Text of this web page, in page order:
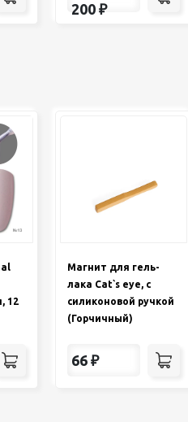
200 ₽
12
Магнит для гель-
лака Cat`s eye, с
силиконовой ручкой
(Горчичный)
66 ₽